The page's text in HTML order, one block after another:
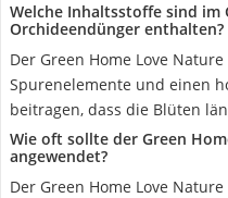
Welche Inhaltsstoffe sind im
Orchideendünger enthalten?
Der Green Home Love
Spurenelemente und einen
beitragen, dass die Blüten
Wie oft sollte der Green
angewendet?
Der Green Home Love